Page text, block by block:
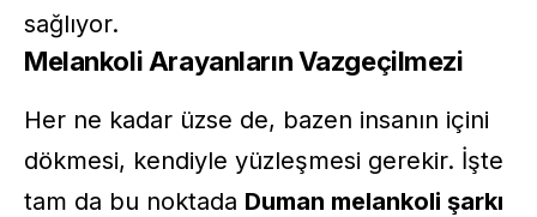
sağlıyor.
Melankoli Arayanların Vazgeçilmezi
Her ne kadar üzse de, bazen insanın içini
dökmesi, kendiyle yüzleşmesi gerekir. İşte
tam da bu noktada Duman melankoli şarkı